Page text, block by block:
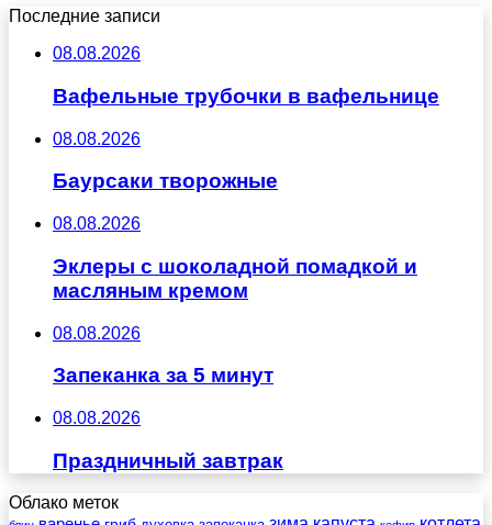
Последние записи
08.08.2026
Вафельные трубочки в вафельнице
08.08.2026
Баурсаки творожные
08.08.2026
Эклеры с шоколадной помадкой и
масляным кремом
08.08.2026
Запеканка за 5 минут
08.08.2026
Праздничный завтрак
Облако меток